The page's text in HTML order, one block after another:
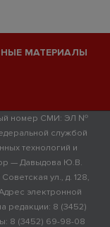
МАТЕРИАЛЫ
номер СМИ: ЭЛ №
службой
технологий и
— Давыдова Ю.В.
ул., д. 128,
электронной
редакции: 8 (3452)
8 (3452) 69-98-08